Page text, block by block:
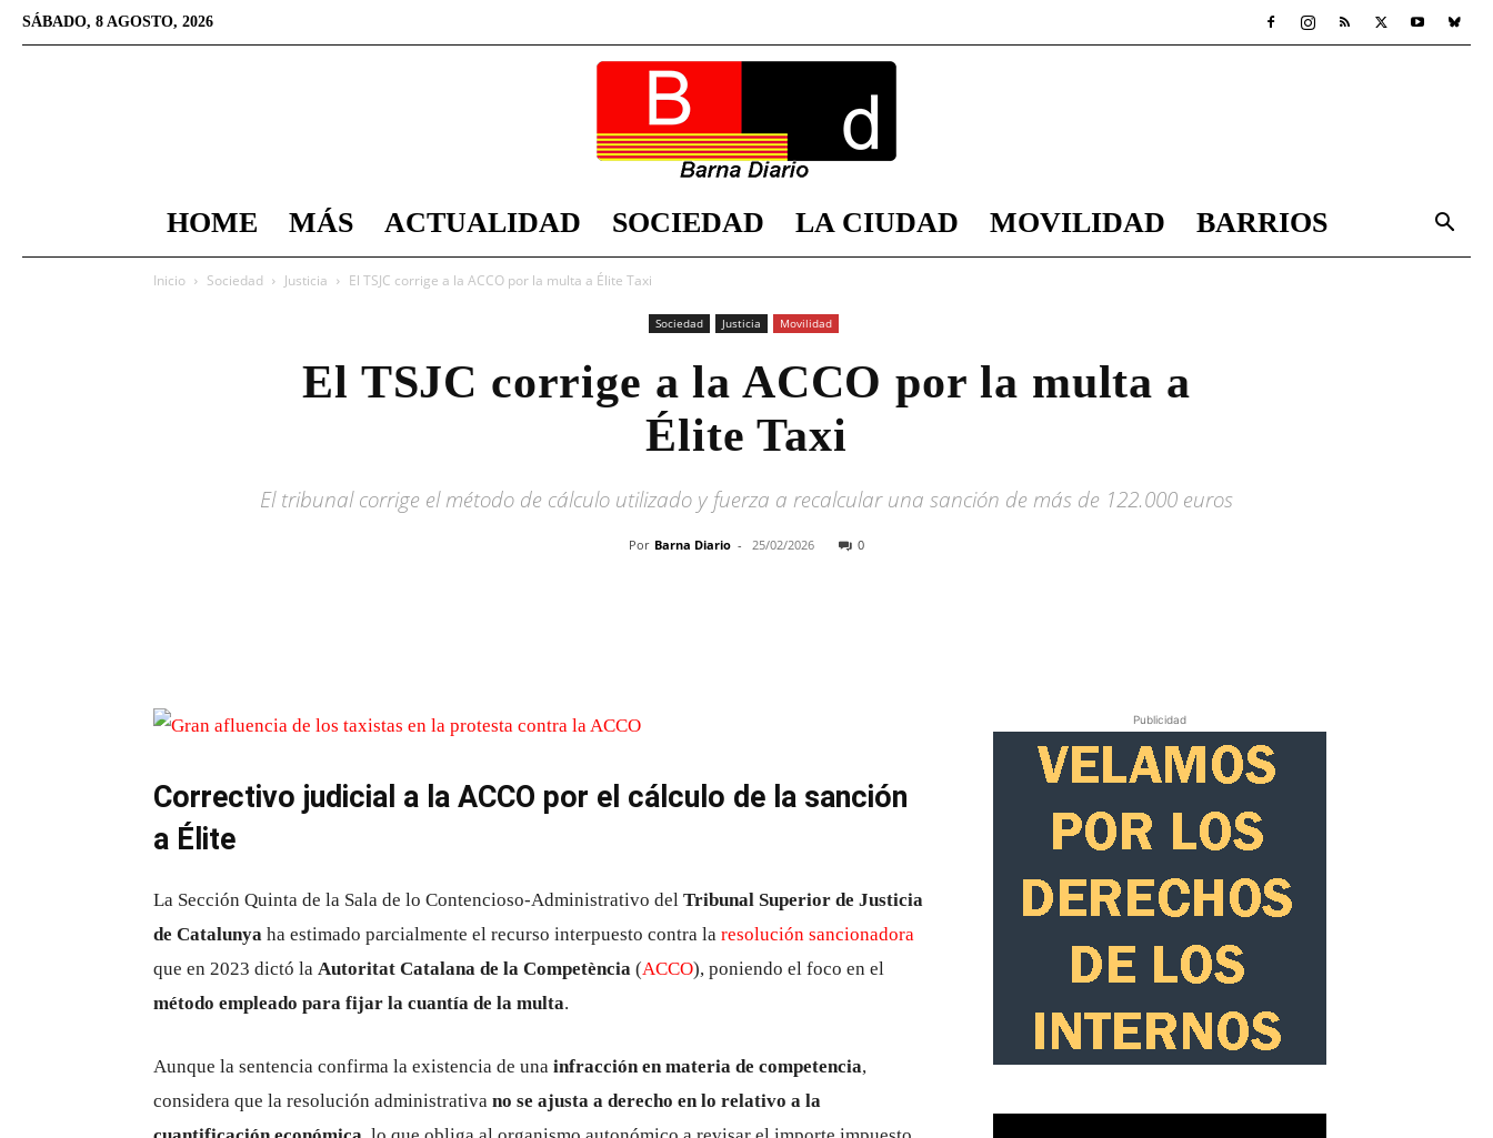
SÁBADO, 8 AGOSTO, 2026
Diario
HOME MÁS ACTUALIDAD SOCIEDAD LA CIUDAD MOVILIDAD BARRIOS
Inicio Sociedad Justicia El TSJC corrige a la ACCO por la multa a Élite Taxi
Sociedad Justicia Movilidad
El TSJC corrige a la ACCO por la multa a
Élite Taxi
El tribunal corrige el método de cálculo utilizado y fuerza a recalcular una sanción de más de 122.000 euros
Por Barna Diario - 25/02/2026 0
Correctivo judicial a la ACCO por el cálculo de la sanción
a Élite
La Sección Quinta de la Sala de lo Contencioso-Administrativo del Tribunal Superior de Justicia
de Catalunya ha estimado parcialmente el recurso interpuesto contra la resolución sancionadora
que en 2023 dictó la Autoritat Catalana de la Competència (ACCO), poniendo el foco en el
método empleado para fijar la cuantía de la multa.
Aunque la sentencia confirma la existencia de una infracción en materia de competencia,
considera que la resolución administrativa no se ajusta a derecho en lo relativo a la
Publicidad